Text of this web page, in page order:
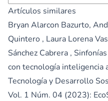
Artículos similares
Bryan Alarcon Bazurto,
Quintero , Laura Lorena
Sánchez Cabrera ,
con tecnología inteligencia
Tecnología y Desarrollo
Vol. 1 Núm. 04 (2023):